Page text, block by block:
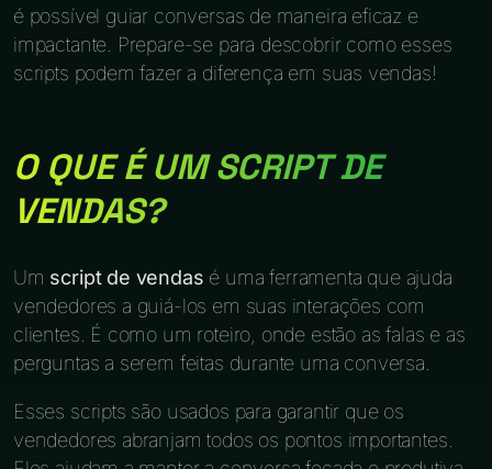
é possível guiar conversas de maneira eficaz e
impactante. Prepare-se para descobrir como esses
scripts podem fazer a diferença em suas vendas!
O QUE É UM SCRIPT DE
VENDAS?
Um script de vendas é uma ferramenta que ajuda
vendedores a guiá-los em suas interações com
clientes. É como um roteiro, onde estão as falas e as
perguntas a serem feitas durante uma conversa.
Esses scripts são usados para garantir que os
vendedores abranjam todos os pontos importantes.